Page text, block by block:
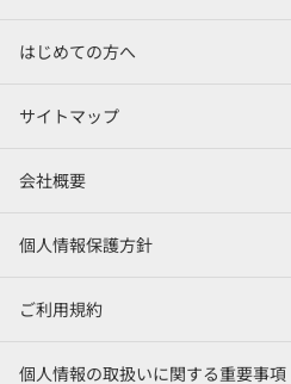
はじめての方へ
サイトマップ
会社概要
個人情報保護方針
ご利用規約
個人情報の取扱いに関する重要事項